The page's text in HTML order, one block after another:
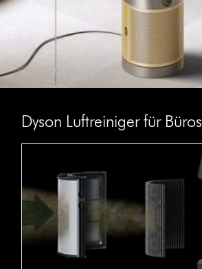
Dyson Luftreiniger für Büros